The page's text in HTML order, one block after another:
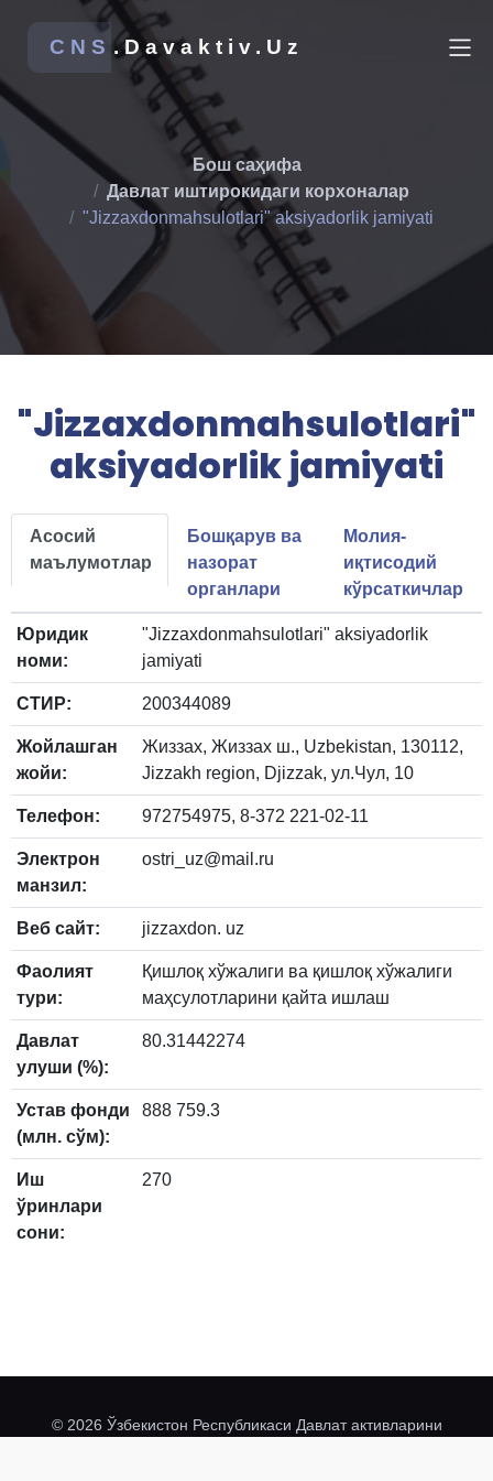
CNS .Davaktiv.Uz
Бош саҳифа
Давлат иштирокидаги корхоналар
"Jizzaxdonmahsulotlari" aksiyadorlik jamiyati
"Jizzaxdonmahsulotlari"
aksiyadorlik jamiyati
Асосий
маълумотлар
Бошқарув ва
назорат
органлари
Молия-
иқтисодий
кўрсаткичлар
Юридик
номи:
"Jizzaxdonmahsulotlari" aksiyadorlik
jamiyati
СТИР: 200344089
Жойлашган
жойи:
Жиззах, Жиззах ш., Uzbekistan, 130112,
Jizzakh region, Djizzak, ул.Чул, 10
Телефон: 972754975, 8-372 221-02-11
Электрон
манзил:
ostri_uz@mail.ru
Веб сайт: jizzaxdon. uz
Фаолият
тури:
Қишлоқ хўжалиги ва қишлоқ хўжалиги
маҳсулотларини қайта ишлаш
Давлат
улуши (%):
80.31442274
Устав фонди
(млн. сўм):
888 759.3
Иш
ўринлари
сони:
270
© 2026 Ўзбекистон Республикаси Давлат активларини